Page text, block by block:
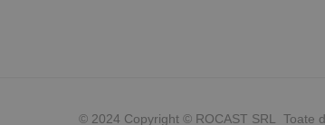
© 2024 Copyright © ROCAST SRL Toate